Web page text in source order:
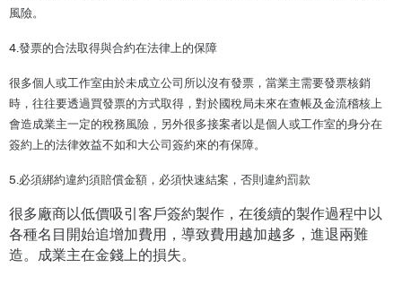
風險。
4.發票的合法取得與合約在法律上的保障
很多個人或工作室由於未成立公司所以沒有發票，當業主需要發票核銷
時，往往要透過買發票的方式取得，對於國稅局未來在查帳及金流稽核上
會造成業主一定的稅務風險，另外很多接案者以是個人或工作室的身分在
簽約上的法律效益不如和大公司簽約來的有保障。
5.必須綁約違約須賠償金額，必須快速結案，否則違約罰款
很多廠商以低價吸引客戶簽約製作，在後續的製作過程中以
各種名目開始追增加費用，導致費用越加越多，進退兩難
造。成業主在金錢上的損失。